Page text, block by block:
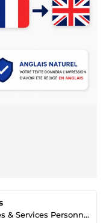
Création Digitale, Ressources & Services Personnalisés